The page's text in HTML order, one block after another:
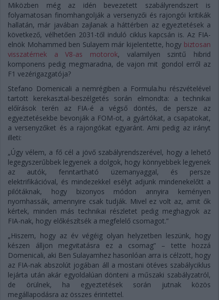
Miközben még az idén bevezetett szabályrendszert is
folyamatosan finomhangolják a versenyzői és rajongói kritikák
hallatán, már javában zajlanak a háttérben az egyeztetések a
következő, vélhetően 2031-től induló ciklus kapcsán is. Az FIA-
elnök Mohammed ben Sulayem már kijelentette, hogy biztosan
visszatérnek a V8-as motorok, valamilyen szintű hibrid
komponens pedig megmaradna, de vajon mit gondol erről az
F1 vezérigazgatója?
Stefano Domenicali a nemrégiben a Formula.hu részvételével
tartott kerekasztal-beszélgetés során elmondta: a technikai
előírások terén az FIA-é a végső döntés, de persze az
egyeztetésekbe bevonják a FOM-ot, a gyártókat, a csapatokat,
a versenyzőket és a rajongókat egyaránt. Ami pedig az irányt
illeti:
„Úgy vélem, a fő cél a jövő szabályrendszerével, hogy a lehető
legegyszerűbbek legyenek a dolgok, hogy könnyebbek legyenek
az autók, fenntartható üzemanyaggal, és persze
elektrifikációval, és mindezekkel esélyt adjunk mindenekelőtt a
pilótáknak, hogy bizonyos módon annyira keményen
nyomhassák, amennyire csak tudják. Mivel ez volt az, amit ők
kértek, minden más technikai részletet pedig meghagyok az
FIA-nak, hogy előkészítsék a megfelelő csomagot.”
„Hiszem, hogy az év végéig olyan helyzetben leszünk, hogy
készen álljon megvitatásra ez a csomag” – tette hozzá
Domenicali, aki Ben Sulayamhez hasonlóan arra is célzott, hogy
az FIA-nak abszolút jogában áll a mostani ötéves szabályciklus
lejárta után akár egyoldalúan dönteni a műszaki szabályzatról,
de örülnek, ha egyeztetések során jutnak közös
megállapodásra az összes érintettel.